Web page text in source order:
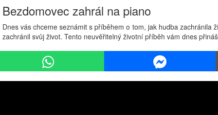
Bezdomovec zahrál na piano
Dnes vás chceme seznámit s příběhem o tom, jak hudba
zachránil svůj život. Tento neuvěřitelný životní příběh vám dnes